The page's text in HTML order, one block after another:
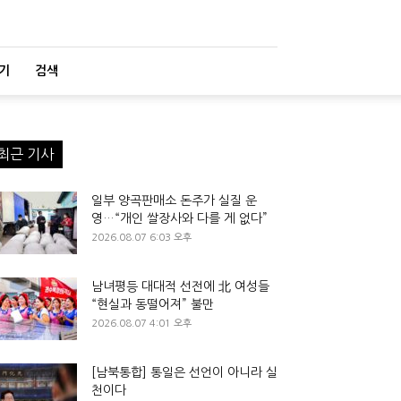
검색
근 기사
일부 양곡판매소 돈주가 실질 운
영…“개인 쌀장사와 다를 게 없다”
2026.08.07 6:03 오후
남녀평등 대대적 선전에 北 여성들
“현실과 동떨어져” 불만
2026.08.07 4:01 오후
[남북통합] 통일은 선언이 아니라 실
천이다